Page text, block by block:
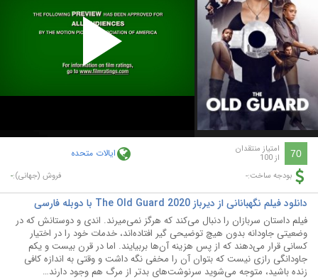
Play
Video
70 امتیاز منتقدان
از 100 ایالات متحده
بودجه ساخت:- فروش (جهانی):-
دانلود فیلم نگهبانانی از دیرباز The Old Guard 2020 با دوبله فارسی
فیلم داستان سربازان را دنبال می‌کند که هرگز نمی‌میرند. اندی و دوستانش که در
وضعیتی جاودانه بدون هیچ توضیحی گیر افتاده‌اند، خدمات خود را در اختیار
کسانی قرار می‌دهند که از پس هزینه‌ آن‌ها بربیایند. اما در قرن بیست و یکم
جاودانگی رازی نیست که بتوان آن را مخفی نگه داشت و وقتی به اندازه کافی
زنده باشید، متوجه می‌شوید سرنوشت‌های بدتر از مرگ هم وجود دارند…